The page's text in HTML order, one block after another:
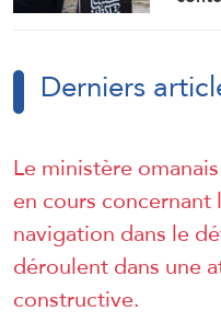
Derniers
Le ministère
en cours
navigation dans le
déroulent dans une
constructive.